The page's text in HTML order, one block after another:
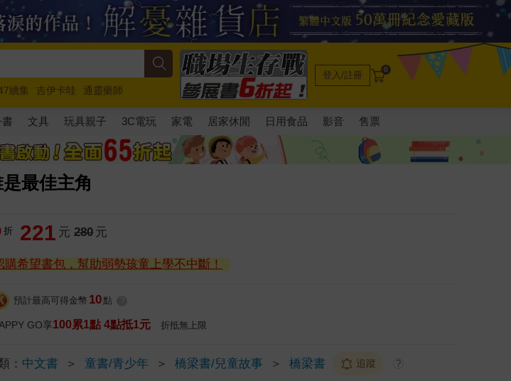
續集 吉伊卡哇
通靈藥師
員5 超慢跑
登入/註冊 0
文具 玩具親子 3C電玩 家電 居家休閒 日用食品 影音 售票
最佳主角
折 221 元 280 元
購希望書包，幫助弱勢孩童上學不中斷！
預計最高可得金幣 10 點
GO享100累1點 4點抵1元 折抵無上限
： 中文書 ＞ 童書/青少年 ＞ 橋梁書/兒童故事 ＞ 橋梁書 追蹤 ?